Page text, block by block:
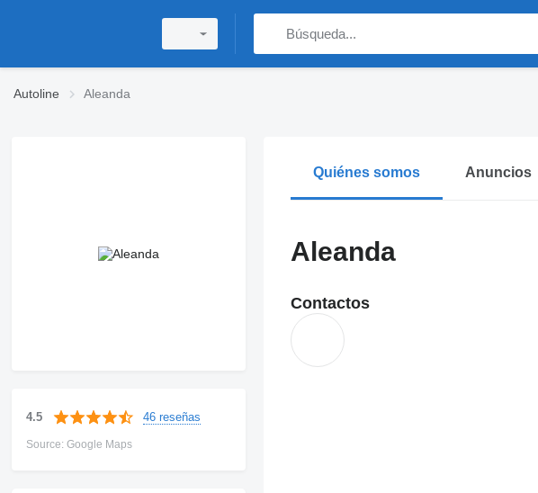
Autoline Aleanda
4.5 46 reseñas
Source: Google Maps
Quiénes somos Anuncios
Aleanda
Contactos